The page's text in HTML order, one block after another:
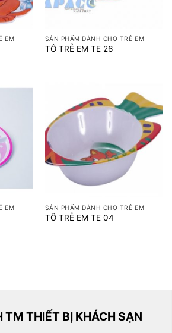
EM SẢN PHẨM DÀNH CHO TRẺ EM
TÔ TRẺ EM TE 26
EM SẢN PHẨM DÀNH CHO TRẺ EM
TÔ TRẺ EM TE 04
TM THIẾT BỊ KHÁCH SẠN